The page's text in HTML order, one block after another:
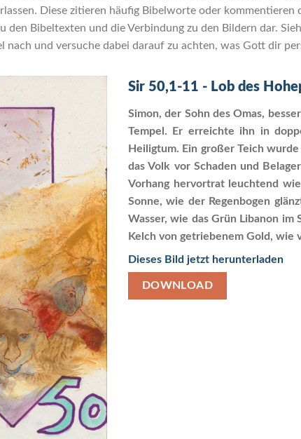
Diese zitieren häufig Bibelworte oder kommentieren
den Bibeltexten und die Verbindung zu den Bildern dar.
nach und versuche dabei darauf zu achten, was Gott dir
Sir 50,1-11 - Lob des
Simon, der Sohn des Omas,
Tempel. Er erreichte ihn in
Heiligtum. Ein großer Teich
das Volk vor Schaden und
Vorhang hervortrat leuchtend
Sonne, wie der Regenbogen
Wasser, wie das Grün Libanon
Kelch von getriebenem Gold,
Dieses Bild jetzt herunterladen
DOWNLOAD